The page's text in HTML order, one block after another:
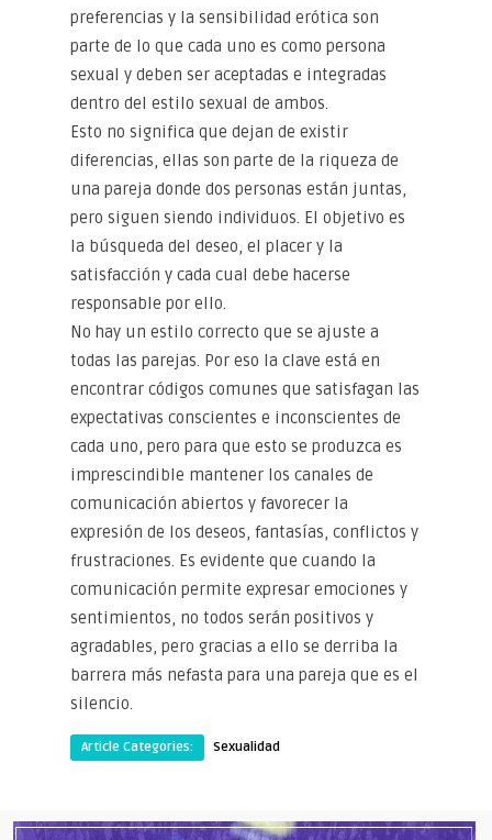
preferencias y la sensibilidad erótica son
parte de lo que cada uno es como persona
sexual y deben ser aceptadas e integradas
dentro del estilo sexual de ambos.
Esto no significa que dejan de existir
diferencias, ellas son parte de la riqueza de
una pareja donde dos personas están juntas,
pero siguen siendo individuos. El objetivo es
la búsqueda del deseo, el placer y la
satisfacción y cada cual debe hacerse
responsable por ello.
No hay un estilo correcto que se ajuste a
todas las parejas. Por eso la clave está en
encontrar códigos comunes que satisfagan las
expectativas conscientes e inconscientes de
cada uno, pero para que esto se produzca es
imprescindible mantener los canales de
comunicación abiertos y favorecer la
expresión de los deseos, fantasías, conflictos y
frustraciones. Es evidente que cuando la
comunicación permite expresar emociones y
sentimientos, no todos serán positivos y
agradables, pero gracias a ello se derriba la
barrera más nefasta para una pareja que es el
silencio.
Article Categories: Sexualidad